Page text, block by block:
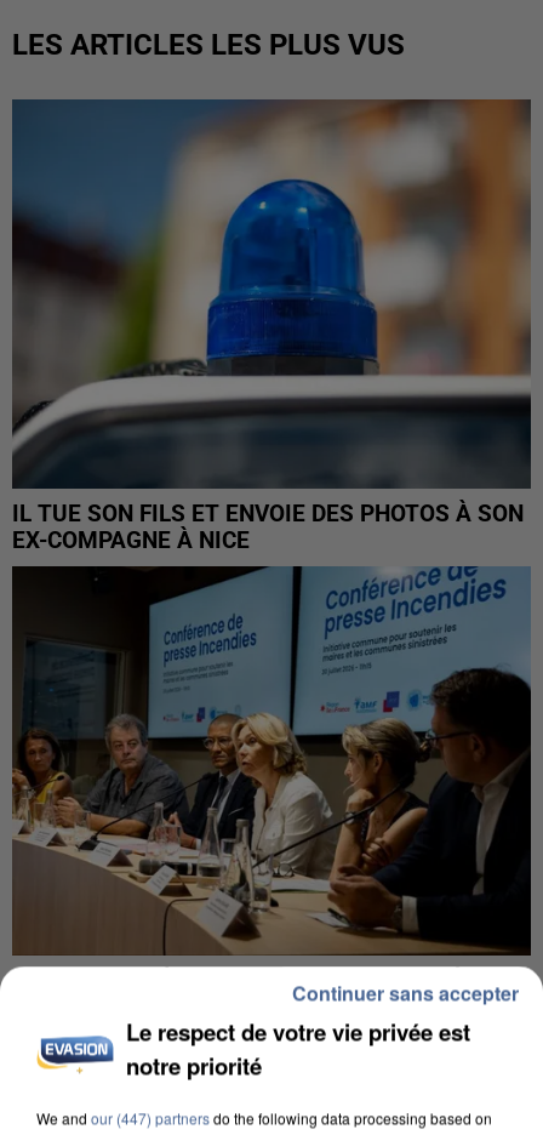
LES ARTICLES LES PLUS VUS
IL TUE SON FILS ET ENVOIE DES PHOTOS À SON
EX-COMPAGNE À NICE
INCENDIES : L’ÎLE-DE-FRANCE LANCE UN ÉLAN
DE SOLIDARITÉ AVEC LES...
Le respect de votre vie privée est
notre priorité
We and our (447) partnersdo the following data processing based on
Continuer sans accepter